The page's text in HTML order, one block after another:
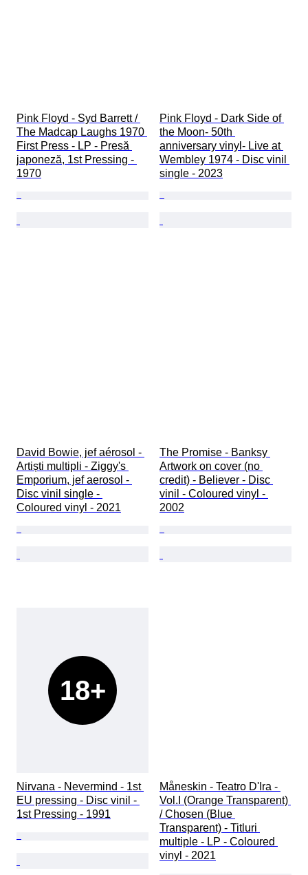
Pink Floyd - Syd Barrett /
The Madcap Laughs 1970
First Press - LP - Presă
japoneză, 1st Pressing -
1970
Pink Floyd - Dark Side of
the Moon- 50th
anniversary vinyl- Live at
Wembley 1974 - Disc vinil
single - 2023
David Bowie, jef aérosol -
Artiști multipli - Ziggy's
Emporium, jef aerosol -
Disc vinil single -
Coloured vinyl - 2021
The Promise - Banksy
Artwork on cover (no
credit) - Believer - Disc
vinil - Coloured vinyl -
2002
18+
Nirvana - Nevermind - 1st
EU pressing - Disc vinil -
1st Pressing - 1991
Måneskin - Teatro D'Ira -
Vol.I (Orange Transparent)
/ Chosen (Blue
Transparent) - Titluri
multiple - LP - Coloured
vinyl - 2021